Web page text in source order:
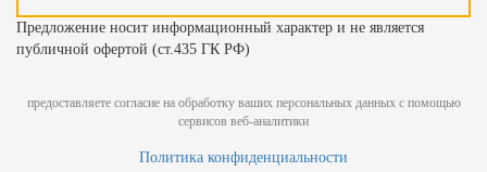
Предложение носит информационный характер и не является
публичной офертой (ст.435 ГК РФ)
предоставляете согласие на обработку ваших персональных данных с помощью
сервисов веб-аналитики
Политика конфиденциальности